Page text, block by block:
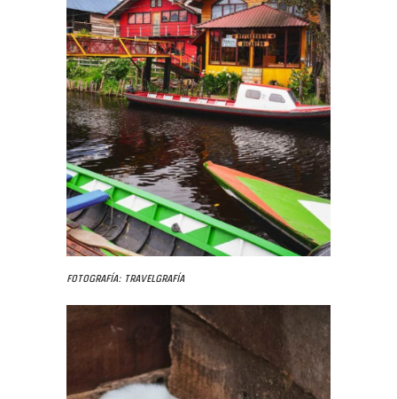
Fotografía: Travelgrafía